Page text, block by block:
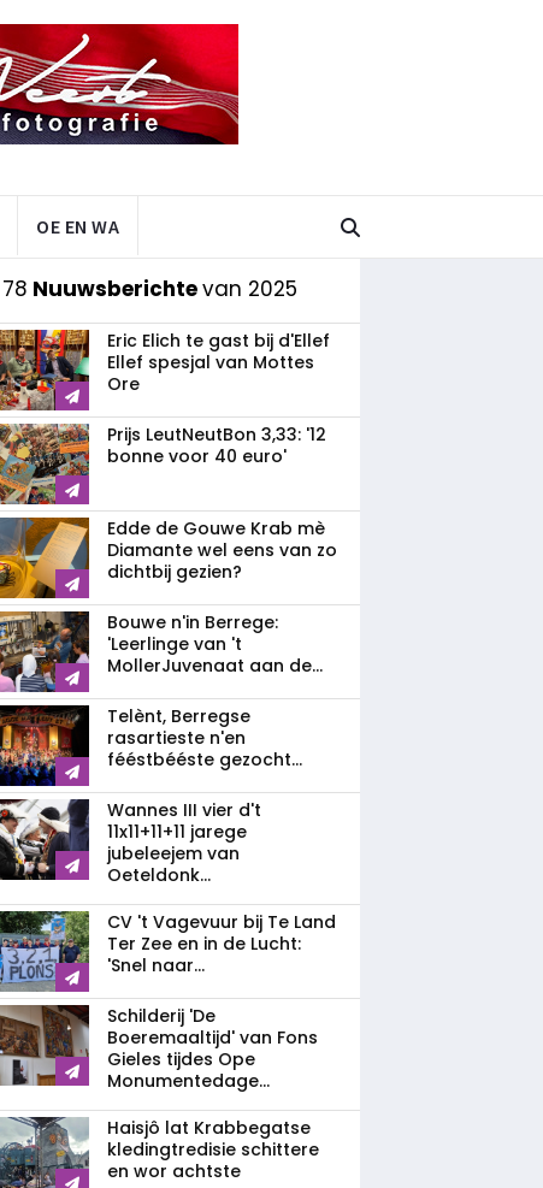
OE EN WA
Nuuwsberichtevan 2025
Eric Elich te gast bij d'Ellef
Ellef spesjal van Mottes
Ore
Prijs LeutNeutBon 3,33: '12
bonne voor 40 euro'
Edde de Gouwe Krab mè
Diamante wel eens van zo
dichtbij gezien?
Bouwe n'in Berrege:
'Leerlinge van 't
MollerJuvenaat aan de...
Telènt, Berregse
rasartieste n'en
fééstbééste gezocht...
Wannes III vier d't
11x11+11+11 jarege
jubeleejem van
Oeteldonk...
CV 't Vagevuur bij Te Land
Ter Zee en in de Lucht:
'Snel naar...
Schilderij 'De
Boeremaaltijd' van Fons
Gieles tijdes Ope
Monumentedage...
Haisjô lat Krabbegatse
kledingtredisie schittere
en wor achtste